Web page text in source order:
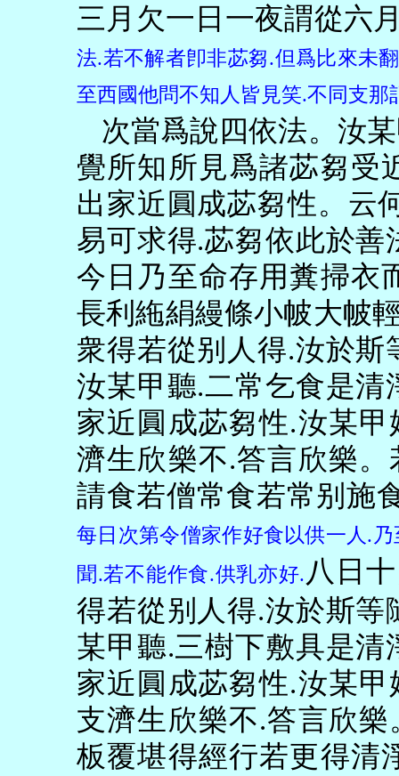
三月欠一日一夜謂從六
法.若不解者卽非苾芻.但爲比來未翻
至西國他問不知人皆見笑.不同支那
次當爲說四依法。汝
覺所知所見爲諸苾芻受
出家近圓成苾芻性。云
易可求得.苾芻依此於善
今日乃至命存用糞掃衣
長利絁絹縵條小帔大帔
衆得若從别人得.汝於斯
汝某甲聽.二常乞食是清
家近圓成苾芻性.汝某甲
濟生欣樂不.答言欣樂。
請食若僧常食若常别施
每日次第令僧家作好食以供一人.
聞.若不能作食.供乳亦好. 八日
得若從别人得.汝於斯等
某甲聽.三樹下敷具是清
家近圓成苾芻性.汝某甲
支濟生欣樂不.答言欣樂
板覆堪得經行若更得清